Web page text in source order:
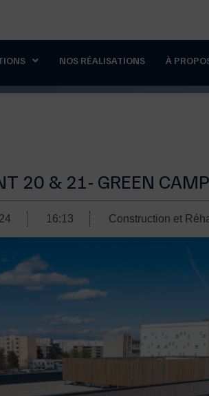
NOS RÉALISATIONS À
20 & 21- GREEN
16:13 Construction et